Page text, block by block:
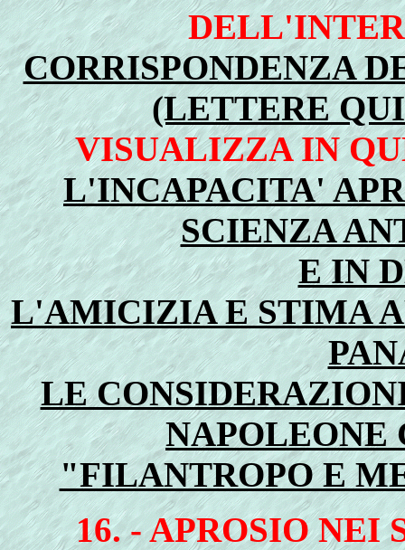
CORRISPONDENZA
(LETTERE
VISUALIZZA IN
L'INCAPACITA'
SCIENZA
E IN
L'AMICIZIA E STIMA
LE
"FILANTROPO E
16. - APROSIO NEI